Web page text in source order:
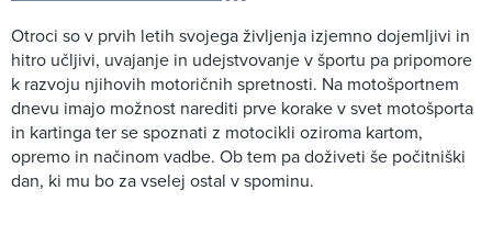
Otroci so v prvih letih svojega življenja izjemno dojemljivi in
hitro učljivi, uvajanje in udejstvovanje v športu pa pripomore
k razvoju njihovih motoričnih spretnosti. Na motošportnem
dnevu imajo možnost narediti prve korake v svet motošporta
in kartinga ter se spoznati z motocikli oziroma kartom,
opremo in načinom vadbe. Ob tem pa doživeti še počitniški
dan, ki mu bo za vselej ostal v spominu.